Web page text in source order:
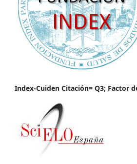
Index-Cuiden Citación= Q3; Factor